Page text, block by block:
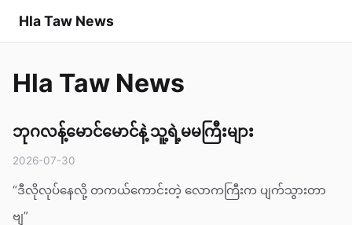
Hla Taw News
Hla Taw News
ဘုဂလန့်မောင်မောင်နဲ့ သူ့ရဲ့မမကြီးများ
2026-07-30
“ဒီလိုလုပ်နေလို့ တကယ်ကောင်းတဲ့ လောကကြီးက ပျက်သွားတာ
ဗျ”